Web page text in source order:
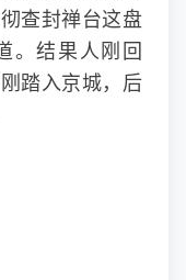
查封禅台这盘
。结果人刚回
踏入京城，后